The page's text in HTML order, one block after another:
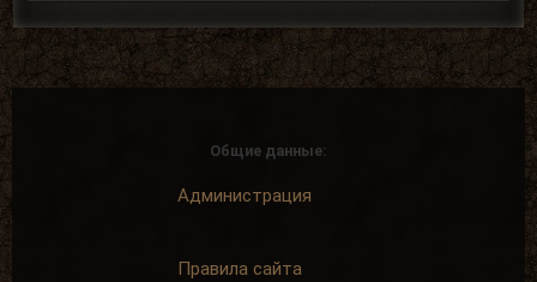
Общие данные:
Администрация
Правила сайта